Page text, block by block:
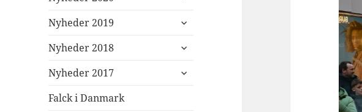
Nyheder 2019
udvid
Nyheder 2018
udvid
Nyheder 2017
udvid
Falck i Danmark